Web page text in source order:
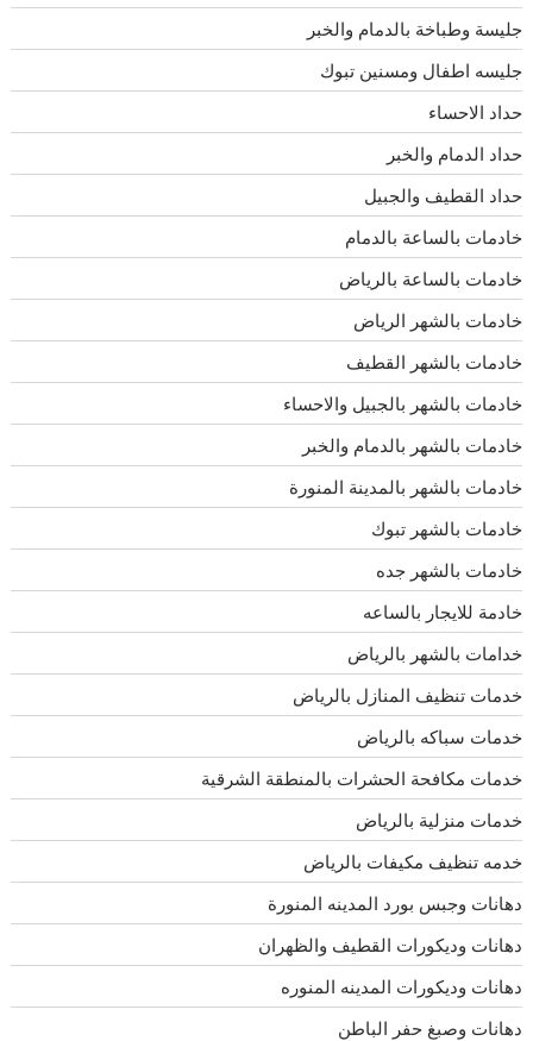
جليسة وطباخة بالدمام والخبر
جليسه اطفال ومسنين تبوك
حداد الاحساء
حداد الدمام والخبر
حداد القطيف والجبيل
خادمات بالساعة بالدمام
خادمات بالساعة بالرياض
خادمات بالشهر الرياض
خادمات بالشهر القطيف
خادمات بالشهر بالجبيل والاحساء
خادمات بالشهر بالدمام والخبر
خادمات بالشهر بالمدينة المنورة
خادمات بالشهر تبوك
خادمات بالشهر جده
خادمة للايجار بالساعه
خدامات بالشهر بالرياض
خدمات تنظيف المنازل بالرياض
خدمات سباكه بالرياض
خدمات مكافحة الحشرات بالمنطقة الشرقية
خدمات منزلية بالرياض
خدمه تنظيف مكيفات بالرياض
دهانات وجبس بورد المدينه المنورة
دهانات وديكورات القطيف والظهران
دهانات وديكورات المدينه المنوره
دهانات وصبغ حفر الباطن